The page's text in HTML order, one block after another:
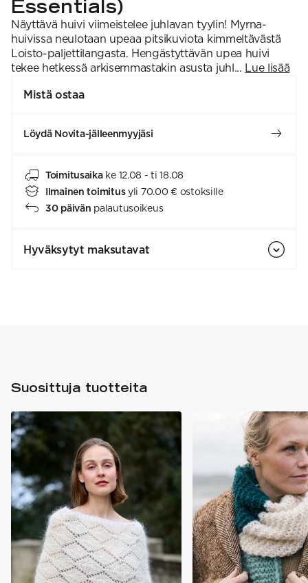
Essentials)
Näyttävä huivi viimeistelee juhlavan tyylin! Myrna-
huivissa neulotaan upeaa pitsikuviota kimmeltävästä
Loisto-paljettilangasta. Hengästyttävän upea huivi
tekee hetkessä arkisemmastakin asusta juhl... Lue lisää
Mistä ostaa
Löydä Novita-jälleenmyyjäsi
Toimitusaika ke 12.08 - ti 18.08
Ilmainen toimitus yli 70.00 € ostoksille
30 päivän palautusoikeus
Hyväksytyt maksutavat
Suosittuja tuotteita